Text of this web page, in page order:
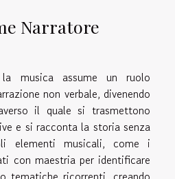
Narratore
musica assume un ruolo
non verbale, divenendo
il quale si trasmettono
e si racconta la storia senza
elementi musicali, come i
con maestria per identificare